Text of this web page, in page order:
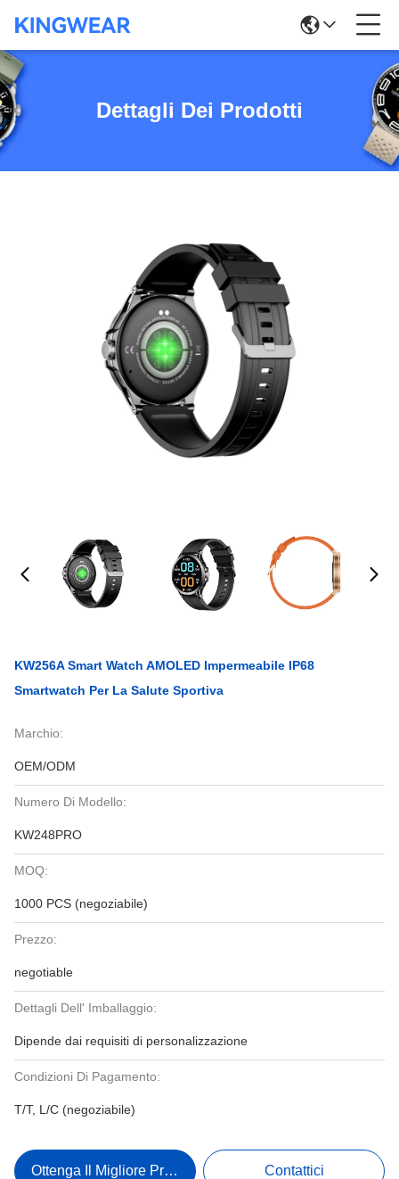
Dettagli Dei Prodotti
KW256A Smart Watch AMOLED Impermeabile IP68
Smartwatch Per La Salute Sportiva
Marchio:
OEM/ODM
Numero Di Modello:
KW248PRO
MOQ:
1000 PCS (negoziabile)
Prezzo:
negotiable
Dettagli Dell' Imballaggio:
Dipende dai requisiti di personalizzazione
Condizioni Di Pagamento:
T/T, L/C (negoziabile)
Ottenga Il Migliore Prezzo Contattici